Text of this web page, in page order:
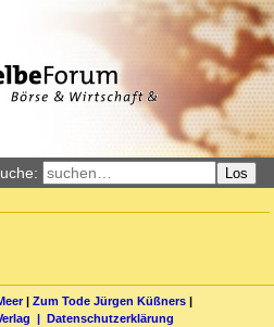
Los
| Zum Tode Jürgen Küßners |
| Datenschutzerklärung